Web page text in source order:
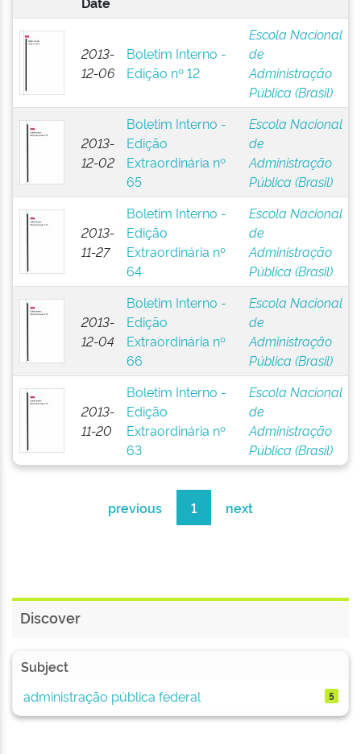
2013-
12-06
Boletim Interno -
Edição nº 12
Escola Nacional
de
Administração
Pública (Brasil)
2013-
12-02
Boletim Interno -
Edição
Extraordinária nº
65
Escola Nacional
de
Administração
Pública (Brasil)
2013-
11-27
Boletim Interno -
Edição
Extraordinária nº
64
Escola Nacional
de
Administração
Pública (Brasil)
2013-
12-04
Boletim Interno -
Edição
Extraordinária nº
66
Escola Nacional
de
Administração
Pública (Brasil)
2013-
11-20
Boletim Interno -
Edição
Extraordinária nº
63
Escola Nacional
de
Administração
Pública (Brasil)
previous 1 next
Discover
Subject
administração pública federal
5